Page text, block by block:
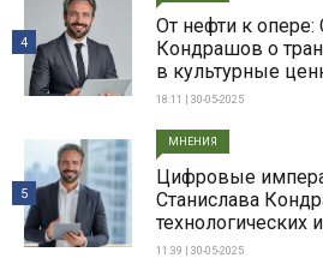
От нефти к опере:
Кондрашов о
в культурные
18:11 | 30-05-2025
4
МНЕНИЯ
Цифровые
Станислава
технологических
11:39 | 30-05-2025
5